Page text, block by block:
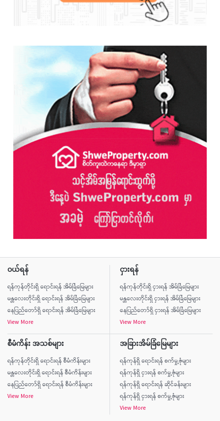
ဝယ်ရန်
ရန်ကုန်တိုင်းရှိ ရောင်းရန် အိမ်ခြံမြေများ
မန္တလေးတိုင်းရှိ ရောင်းရန် အိမ်ခြံမြေများ
နေပြည်တော်ရှိ ရောင်းရန် အိမ်ခြံမြေများ
View More
ငှားရန်
ရန်ကုန်တိုင်းရှိ ငှားရန် အိမ်ခြံမြေများ
မန္တလေးတိုင်းရှိ ငှားရန် အိမ်ခြံမြေများ
နေပြည်တော်ရှိ ငှားရန် အိမ်ခြံမြေများ
View More
စီမံကိန်း အသစ်များ
ရန်ကုန်တိုင်းရှိ ရောင်းရန် စီမံကိန်းများ
မန္တလေးတိုင်းရှိ ရောင်းရန် စီမံကိန်းများ
နေပြည်တော်ရှိ ရောင်းရန် စီမံကိန်းများ
View More
အခြားအိမ်ခြံမြေများ
ရန်ကုန်ရှိ ရောင်းရန် စက်မှု့ဇုံများ
ရန်ကုန်ရှိ ငှားရန် စက်မှု့ဇုံများ
ရန်ကုန်ရှိ ရောင်းရန် ဆိုင်ခန်းများ
ရန်ကုန်ရှိ ငှားရန် စက်မှု့ဇုံများ
View More